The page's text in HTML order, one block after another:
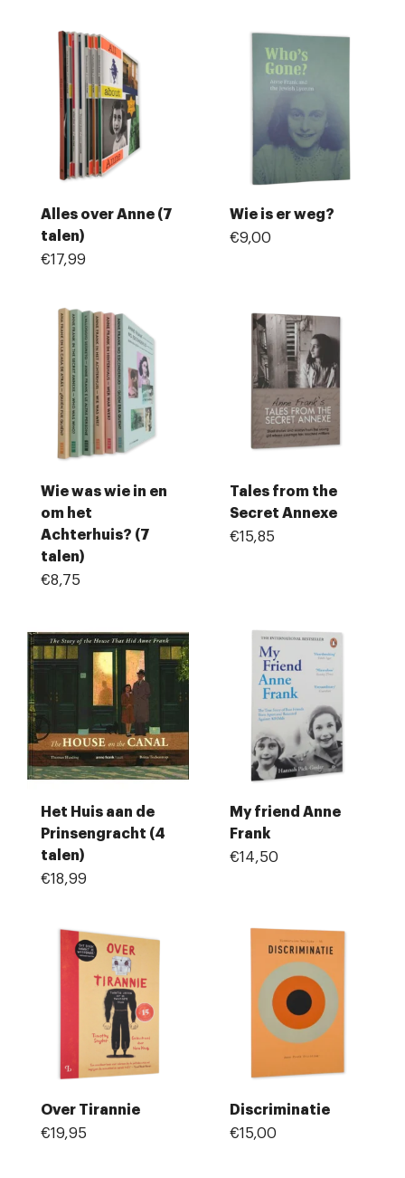
Alles over Anne (7
talen)
€17,99
Wie is er weg?
€9,00
Wie was wie in en
om het
Achterhuis? (7
talen)
€8,75
Tales from the
Secret Annexe
€15,85
Het Huis aan de
Prinsengracht (4
talen)
€18,99
My friend Anne
Frank
€14,50
Over Tirannie
€19,95
Discriminatie
€15,00